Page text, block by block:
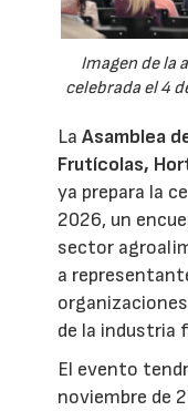
Imagen de la
celebrada el 4
LaAsamblea
Frutícolas,
ya prepara la
2026, un
sector
a
de la industria
El evento
noviembre de